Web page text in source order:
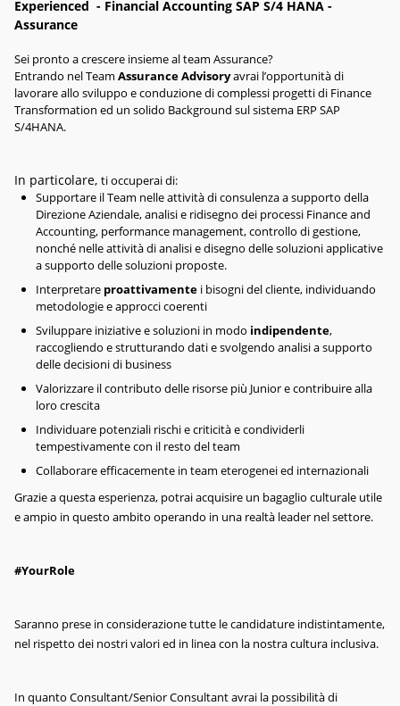
Experienced - Financial Accounting SAP S/4 HANA -
Assurance
Sei pronto a crescere insieme al team Assurance?
Entrando nel Team Assurance Advisoryavrai l’opportunità di
lavorare allo sviluppo e conduzione di complessi progetti di Finance
Transformation ed un solido Background sul sistema ERP SAP
S/4HANA.
In particolare, ti occuperai di:
Supportare il Team nelle attività di consulenza a supporto della
Direzione Aziendale, analisi e ridisegno dei processi Finance and
Accounting, performance management, controllo di gestione,
nonché nelle attività di analisi e disegno delle soluzioni applicative
a supporto delle soluzioni proposte.
Interpretare proattivamente i bisogni del cliente, individuando
metodologie e approcci coerenti
Sviluppare iniziative e soluzioni in modo indipendente,
raccogliendo e strutturando dati e svolgendo analisi a supporto
delle decisioni di business
Valorizzare il contributo delle risorse più Junior e contribuire alla
loro crescita
Individuare potenziali rischi e criticità e condividerli
tempestivamente con il resto del team
Collaborare efficacemente in team eterogenei ed internazionali
Grazie a questa esperienza, potrai acquisire un bagaglio culturale utile
e ampio in questo ambito operando in una realtà leader nel settore.
#YourRole
Saranno prese in considerazione tutte le candidature indistintamente,
nel rispetto dei nostri valori ed in linea con la nostra cultura inclusiva.
In quanto Consultant/Senior Consultant avrai la possibilità di